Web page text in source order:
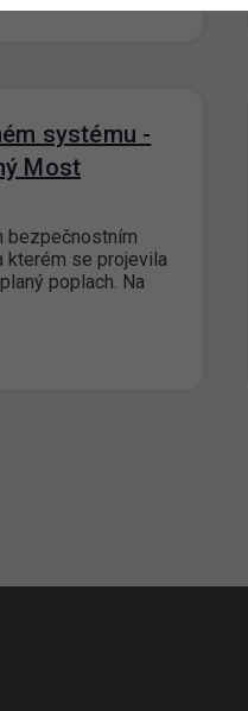
systému -
Most
bezpečnostním
kterém se projevila
poplach. Na